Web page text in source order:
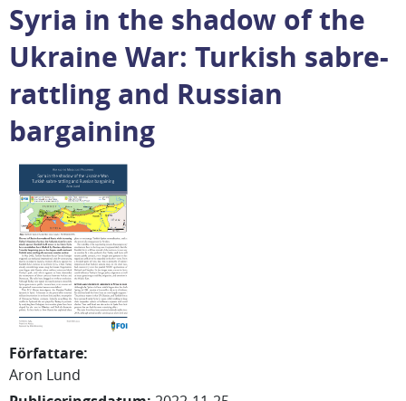
Syria in the shadow of the
Ukraine War: Turkish sabre-
rattling and Russian
bargaining
Författare:
Aron Lund